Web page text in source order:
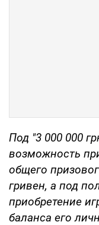
Под "3 000 000
возможность
общего
гривен, а под
приобретение
баланса его